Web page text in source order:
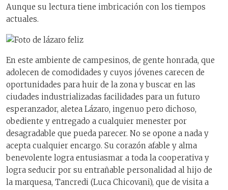
Aunque su lectura tiene imbricación con los tiempos
actuales.
En este ambiente de campesinos, de gente honrada, que
adolecen de comodidades y cuyos jóvenes carecen de
oportunidades para huir de la zona y buscar en las
ciudades industrializadas facilidades para un futuro
esperanzador, aletea Lázaro, ingenuo pero dichoso,
obediente y entregado a cualquier menester por
desagradable que pueda parecer. No se opone a nada y
acepta cualquier encargo. Su corazón afable y alma
benevolente logra entusiasmar a toda la cooperativa y
logra seducir por su entrañable personalidad al hijo de
la marquesa, Tancredi (Luca Chicovani), que de visita a